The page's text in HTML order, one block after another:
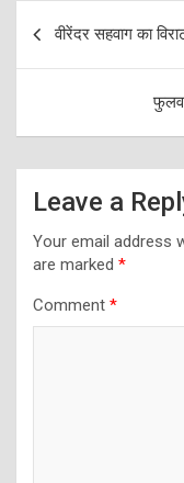
Post
वीरेंदर सहवाग का
Leave a
Your email address
are marked *
Comment *